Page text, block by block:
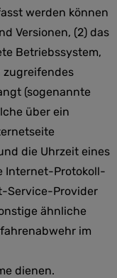
werden können
Versionen, (2) das
Betriebssystem,
zugreifendes
(sogenannte
über ein
die Uhrzeit eines
Internet-Protokoll-
Service-Provider
ähnliche
im
dienen.